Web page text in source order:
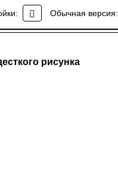
Обычная версия:
рисунка